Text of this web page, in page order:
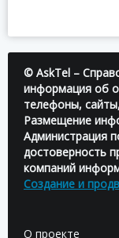
© AskTel –
информация об
телефоны,
Размещение
Администрация
достоверность
компаний
Создание и
О проекте